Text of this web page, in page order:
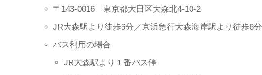
〒143-0016 東京都大田区大森北4-10-2
JR大森駅より徒歩6分／京浜急行大森海岸駅より徒歩6分
バス利用の場合
JR大森駅より１番バス停